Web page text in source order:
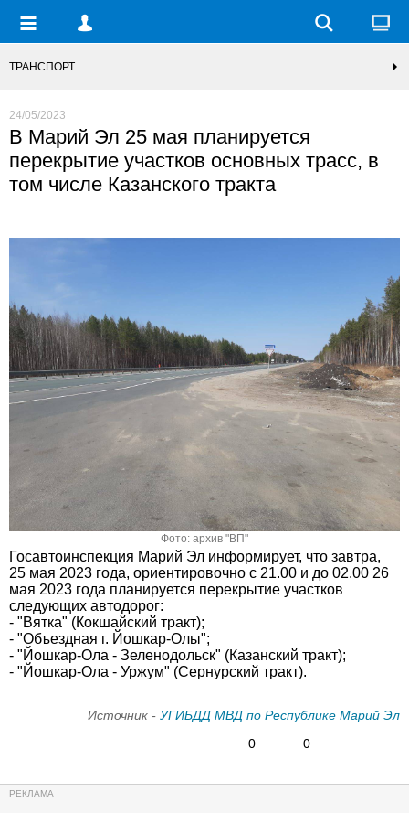
ТРАНСПОРТ
24/05/2023
В Марий Эл 25 мая планируется
перекрытие участков основных трасс, в
том числе Казанского тракта
Фото: архив "ВП"
Госавтоинспекция Марий Эл информирует, что завтра,
25 мая 2023 года, ориентировочно с 21.00 и до 02.00 26
мая 2023 года планируется перекрытие участков
следующих автодорог:
- "Вятка" (Кокшайский тракт);
- "Объездная г. Йошкар-Олы";
- "Йошкар-Ола - Зеленодольск" (Казанский тракт);
- "Йошкар-Ола - Уржум" (Сернурский тракт).
Источник - УГИБДД МВД по Республике Марий Эл
0
0